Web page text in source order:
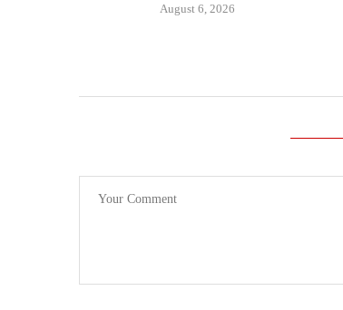
August 6, 2026